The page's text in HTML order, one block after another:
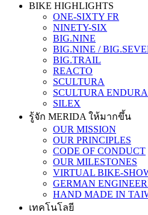
BIKE HIGHLIGHTS
ONE-SIXTY FR
NINETY-SIX
BIG.NINE
BIG.NINE /
BIG.TRAIL
REACTO
SCULTURA
SCULTURA
SILEX
รู้จัก MERIDA ให้มากขึ้น
OUR MISSION
OUR PRINCIPLES
CODE OF CONDUCT
OUR MILESTONES
VIRTUAL BIKE-
GERMAN
HAND MADE IN
เทคโนโลยี